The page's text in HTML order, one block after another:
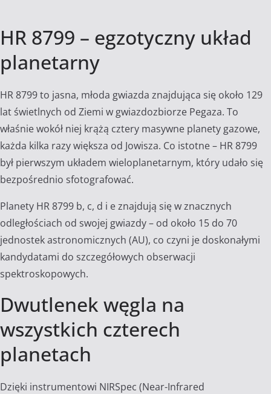
HR 8799 – egzotyczny układ
planetarny
HR 8799 to jasna, młoda gwiazda znajdująca się około 129
lat świetlnych od Ziemi w gwiazdozbiorze Pegaza. To
właśnie wokół niej krążą cztery masywne planety gazowe,
każda kilka razy większa od Jowisza. Co istotne – HR 8799
był pierwszym układem wieloplanetarnym, który udało się
bezpośrednio sfotografować.
Planety HR 8799 b, c, d i e znajdują się w znacznych
odległościach od swojej gwiazdy – od około 15 do 70
jednostek astronomicznych (AU), co czyni je doskonałymi
kandydatami do szczegółowych obserwacji
spektroskopowych.
Dwutlenek węgla na
wszystkich czterech
planetach
Dzięki instrumentowi NIRSpec (Near-Infrared